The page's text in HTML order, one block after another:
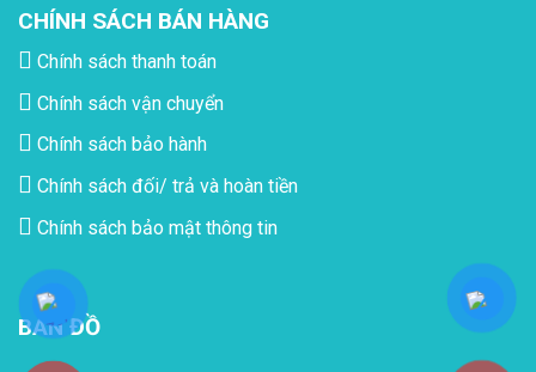
CHÍNH SÁCH BÁN HÀNG
Chính sách thanh toán
Chính sách vận chuyển
Chính sách bảo hành
Chính sách đối/ trả và hoàn tiền
Chính sách bảo mật thông tin
BẢN ĐỒ